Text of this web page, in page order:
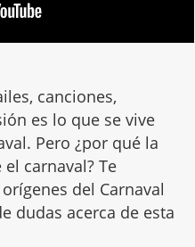
canciones,
es lo que se vive
Pero ¿por qué la
carnaval? Te
del Carnaval
dudas acerca de esta